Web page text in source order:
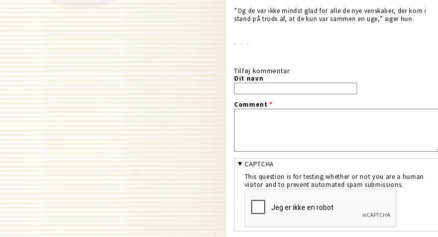
”Og de var ikke mindst glad for alle de nye venskaber, der kom i
stand på trods af, at de kun var sammen en uge,” siger hun.
Tilføj kommentar
Dit navn
Comment*
CAPTCHA
This question is for testing whether or not you are a human
visitor and to prevent automated spam submissions.